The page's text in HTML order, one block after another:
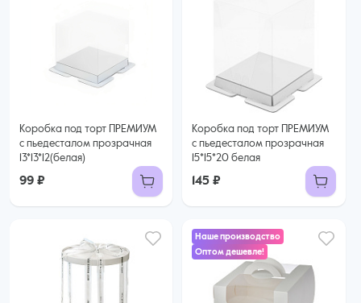
Коробка под торт ПРЕМИУМ
с пьедесталом прозрачная
13*13*12(белая)
99 ₽
Коробка под торт ПРЕМИУМ
с пьедесталом прозрачная
15*15*20 белая
145 ₽
Наше производство
Оптом дешевле!
42 ₽